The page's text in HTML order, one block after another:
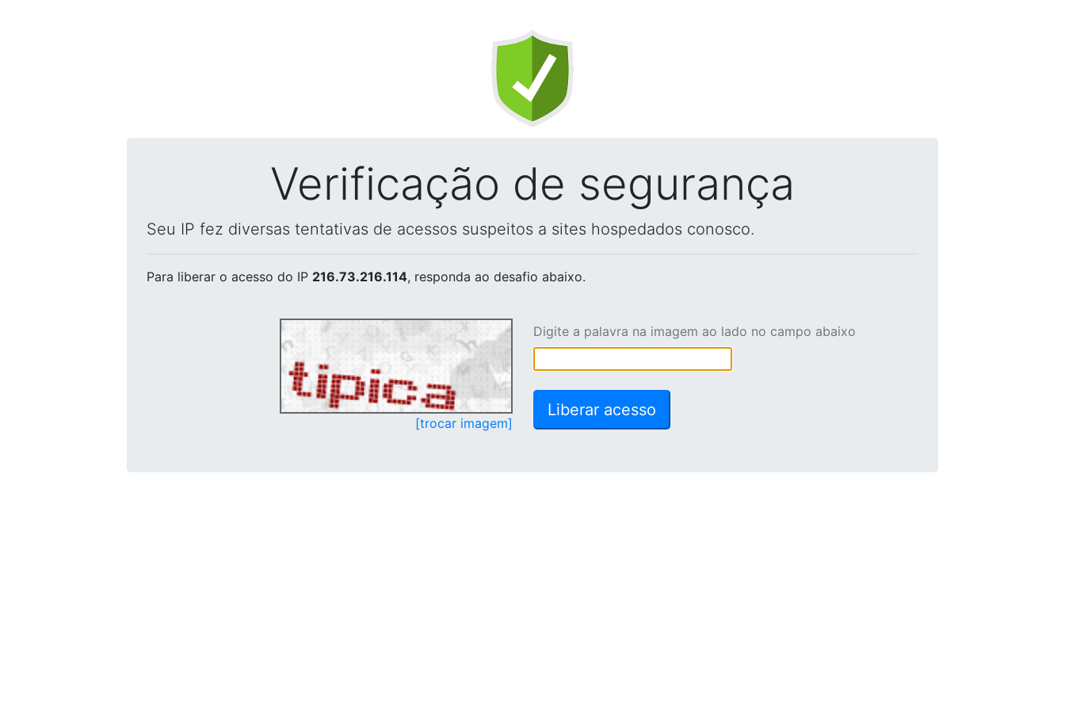
Verificação de segurança
Seu IP fez diversas tentativas de acessos suspeitos a sites hospedados conosco.
Para liberar o acesso do IP 216.73.216.114, responda ao desafio abaixo.
[trocar imagem]
Digite a palavra na imagem ao lado no campo abaixo